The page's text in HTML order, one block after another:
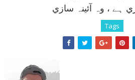
ہے ، وہ آئينہ سازي
Tags